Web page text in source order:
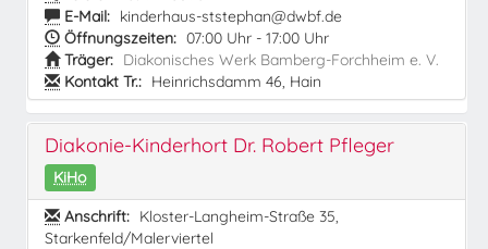
E-Mail: kinderhaus-ststephan@dwbf.de
Öffnungszeiten: 07:00 Uhr - 17:00 Uhr
Träger: Diakonisches Werk Bamberg-Forchheim e. V.
Kontakt Tr.: Heinrichsdamm 46, Hain
Diakonie-Kinderhort Dr. Robert Pfleger
KiHo
Anschrift: Kloster-Langheim-Straße 35,
Starkenfeld/Malerviertel